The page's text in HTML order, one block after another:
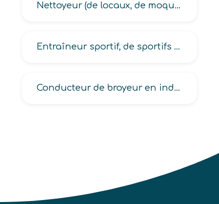
Nettoyeur (de locaux, de moquettes, de surfaces), Nettoyeur-machiniste en propreté
Entraîneur sportif, de sportifs de haut niveau, d’équipe sportive
Conducteur de broyeur en industrie alimentaire ou chimique